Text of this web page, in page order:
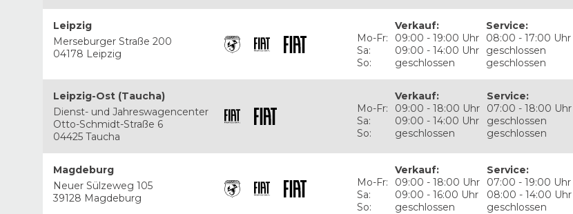
Leipzig
Merseburger Straße 200
04178 Leipzig
Mo-Fr:
Sa:
So:
Verkauf:
09:00 - 19:00 Uhr
09:00 - 14:00 Uhr
geschlossen
Service:
08:00 - 17:00 Uhr
geschlossen
geschlossen
Leipzig-Ost (Taucha)
Dienst- und Jahreswagencenter
Otto-Schmidt-Straße 6
04425 Taucha
Mo-Fr:
Sa:
So:
Verkauf:
09:00 - 18:00 Uhr
09:00 - 14:00 Uhr
geschlossen
Service:
07:00 - 18:00 Uhr
geschlossen
geschlossen
Magdeburg
Neuer Sülzeweg 105
39128 Magdeburg
Mo-Fr:
Sa:
So:
Verkauf:
09:00 - 18:00 Uhr
09:00 - 16:00 Uhr
geschlossen
Service:
07:00 - 19:00 Uhr
08:00 - 14:00 Uhr
geschlossen